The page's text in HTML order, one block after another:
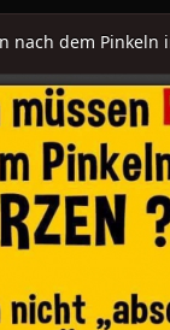
nach dem Pinkeln